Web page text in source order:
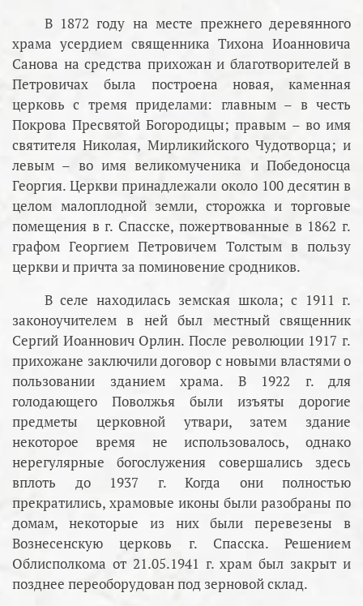
В 1872 году на месте прежнего деревянного
храма усердием священника Тихона Иоанновича
Санова на средства прихожан и благотворителей в
Петровичах была построена новая, каменная
церковь с тремя приделами: главным – в честь
Покрова Пресвятой Богородицы; правым – во имя
святителя Николая, Мирликийского Чудотворца; и
левым – во имя великомученика и Победоносца
Георгия. Церкви принадлежали около 100 десятин в
целом малоплодной земли, сторожка и торговые
помещения в г. Спасске, пожертвованные в 1862 г.
графом Георгием Петровичем Толстым в пользу
церкви и причта за поминовение сродников.
В селе находилась земская школа; с 1911 г.
законоучителем в ней был местный священник
Сергий Иоаннович Орлин. После революции 1917 г.
прихожане заключили договор с новыми властями о
пользовании зданием храма. В 1922 г. для
голодающего Поволжья были изъяты дорогие
предметы церковной утвари, затем здание
некоторое время не использовалось, однако
нерегулярные богослужения совершались здесь
вплоть до 1937 г. Когда они полностью
прекратились, храмовые иконы были разобраны по
домам, некоторые из них были перевезены в
Вознесенскую церковь г. Спасска. Решением
Облисполкома от 21.05.1941 г. храм был закрыт и
позднее переоборудован под зерновой склад.